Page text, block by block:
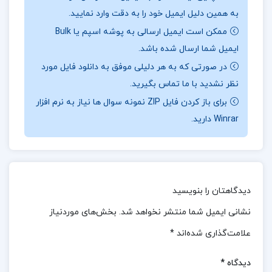
نقد و بررسی کتاب زیگموند فروید پتریک جی. ماهونی:
زندگی حرفه‌ای زیگموند فروید مسیری پرپیچ‌وخم و به دور
از موفقیت‌های سریع و یک‌شبه بود.او به عنوان یک
دانشجوی پزشکی جوان، سفر علمی خود را با تحقیق در
مورد تشریح اندام‌های تولیدمثل مارماهی‌ها آغاز کرد.این
مطالعات که در ابتدا امیدوارکننده به نظر می‌رسیدند، با
ناکامی روبه‌رو شدند و فروید نتوانست به نتایجی
قابل‌توجه در این زمینه دست یابد.با این حال، این
تلاش‌های جدید و اکتشافات نوین.
نظرات کلی کاربران در مورد کتاب زیگموند فروید پتریک
جی. ماهونی:
کتاب زیگموند فروید نوشته پاتریک جی. ماهونی نظرات
به همین دلیل ایمیل خود را به دقت وارد نمایید.
ممکن است ایمیل ارسالی به پوشه اسپم یا Bulk
ایمیل شما ارسال شده باشد.
در صورتی که به هر دلیلی موفق به دانلود فایل مورد
نظر نشدید با ما تماس بگیرید.
برای باز کردن فایل ZIP نمونه سوال ها نیاز به نرم افزار
Winrar دارید.
دیدگاهتان را بنویسید
نشانی ایمیل شما منتشر نخواهد شد. بخش‌های موردنیاز
علامت‌گذاری شده‌اند *
دیدگاه *